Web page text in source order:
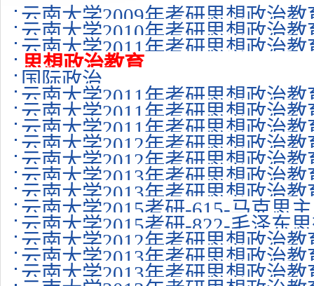
云南大学2009年考研思想政治
云南大学2010年考研思想政治
云南大学2011年考研思想政治
思想政治教育
国际政治
云南大学2011年考研思想政治教
云南大学2011年考研思想政治教
云南大学2011年考研思想政治教
云南大学2012年考研思想政治
云南大学2012年考研思想政治
云南大学2013年考研思想政治
云南大学2013年考研思想政治教
云南大学2015考研-615-马克思
云南大学2015考研-822-毛泽东
体系概论考...
云南大学2012年考研思想政治教
云南大学2013年考研思想政治教
云南大学2013年考研思想政治